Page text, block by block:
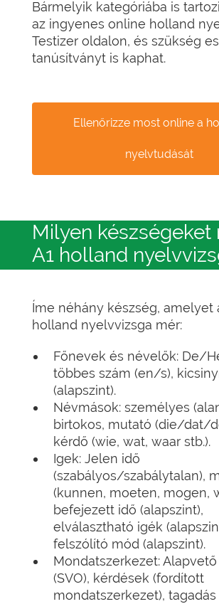
Bármelyik kategóriába is
az ingyenes online holland
Testizer oldalon, és szükség
tanúsítványt is kaphat.
Ellenőrizze most online a
nyelvtudását
Milyen készségeket
A1 holland
Íme néhány készség, amelyet
holland nyelvvizsga mér:
Főnevek és névelők: De/
többes szám (en/s),
(alapszint).
Névmások: személyes
birtokos, mutató (die/dat/
kérdő (wie, wat, waar stb.).
Igek: Jelen idő
(szabályos/szabálytalan),
(kunnen, moeten, mogen,
befejezett idő (alapszint),
elválasztható igék
felszólító mód (alapszint).
Mondatszerkezet:
(SVO), kérdések (fordított
mondatszerkezet), tagadás